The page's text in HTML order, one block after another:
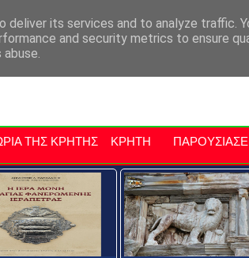
Μαλεβιζίου Εκδηλώσεις Στην Κρήτη
ΤΗΣ ΚΡΗΤΗΣ ΚΡΗΤΗ
its services and to analyze traffic.
and security metrics to ensure